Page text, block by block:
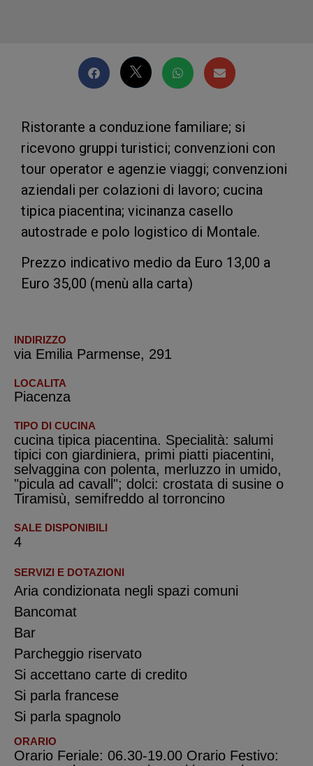
Ristorante a conduzione familiare; si
ricevono gruppi turistici; convenzioni con
tour operator e agenzie viaggi; convenzioni
aziendali per colazioni di lavoro; cucina
tipica piacentina; vicinanza casello
autostrade e polo logistico di Montale.
Prezzo indicativo medio da Euro 13,00 a
Euro 35,00 (menù alla carta)
INDIRIZZO
via Emilia Parmense, 291
LOCALITA
Piacenza
TIPO DI CUCINA
cucina tipica piacentina. Specialità: salumi
tipici con giardiniera, primi piatti piacentini,
selvaggina con polenta, merluzzo in umido,
"picula ad cavall"; dolci: crostata di susine o
Tiramisù, semifreddo al torroncino
SALE DISPONIBILI
4
SERVIZI E DOTAZIONI
Aria condizionata negli spazi comuni
Bancomat
Bar
Parcheggio riservato
Si accettano carte di credito
Si parla francese
Si parla spagnolo
ORARIO
Orario Feriale: 06.30-19.00 Orario Festivo: